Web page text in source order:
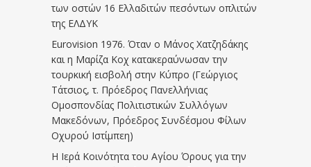
των οστών 16 Ελλαδιτών πεσόντων οπλιτών
της ΕΛΔΥΚ
Eurovision 1976. Όταν ο Μάνος Χατζηδάκης
και η Μαρίζα Κοχ κατακεραύνωσαν την
τουρκική εισβολή στην Κύπρο (Γεώργιος
Τάτσιος, τ. Πρόεδρος Πανελλήνιας
Ομοσπονδίας Πολιτιστικών Συλλόγων
Μακεδόνων, Πρόεδρος Συνδέσμου Φίλων
Οχυρού Ιστίμπεη)
Η Ιερά Κοινότητα του Αγίου Όρους για την